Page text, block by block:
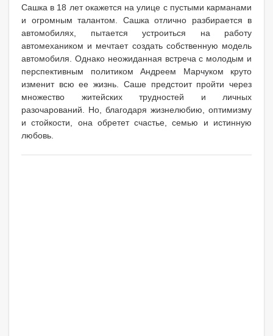
Сашка в 18 лет окажется на улице с пустыми карманами
и огромным талантом. Сашка отлично разбирается в
автомобилях, пытается устроиться на работу
автомехаником и мечтает создать собственную модель
автомобиля. Однако неожиданная встреча с молодым и
перспективным политиком Андреем Марчуком круто
изменит всю ее жизнь. Саше предстоит пройти через
множество житейских трудностей и личных
разочарований. Но, благодаря жизнелюбию, оптимизму
и стойкости, она обретет счастье, семью и истинную
любовь.